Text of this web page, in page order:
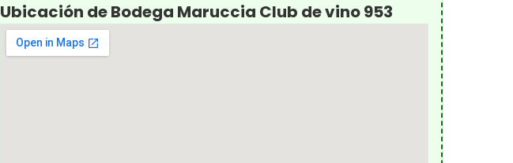
Ubicación de Bodega Maruccia Club de vino 953